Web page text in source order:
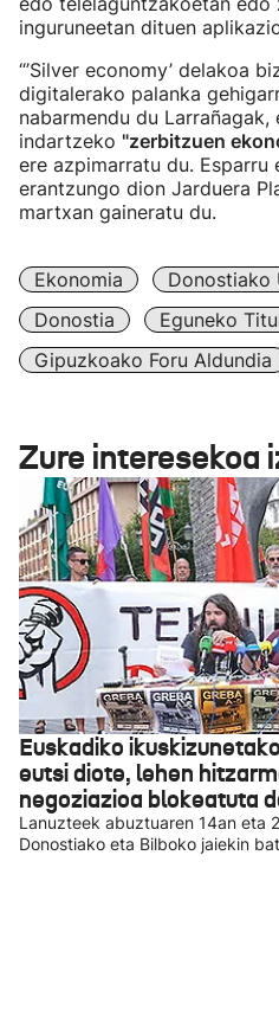
inguruneetan dituen
“’Silver economy’ delakoa
digitalerako palanka
nabarmendu du
indartzeko "zerbitzuen
ere azpimarratu du. Esparru
erantzungo dion Jarduera
martxan gaineratu du.
Ekonomia Donostiako
Donostia
Eguneko
Gipuzkoako Foru Aldundia
Zure interesekoa
Euskadiko
eutsi diote, lehen
negoziazioa blokeatuta
Lanuzteek abuztuaren 14an eta
Donostiako eta Bilboko jaiekin